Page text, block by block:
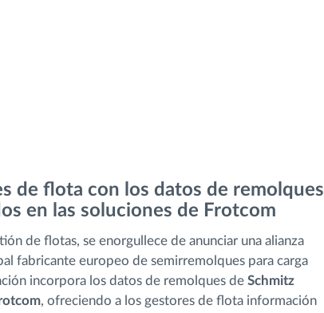
de flota con los datos de remolques
en las soluciones de Frotcom
de flotas, se enorgullece de anunciar una alianza
fabricante europeo de semirremolques para carga
incorpora los datos de remolques de Schmitz
, ofreciendo a los gestores de flota información